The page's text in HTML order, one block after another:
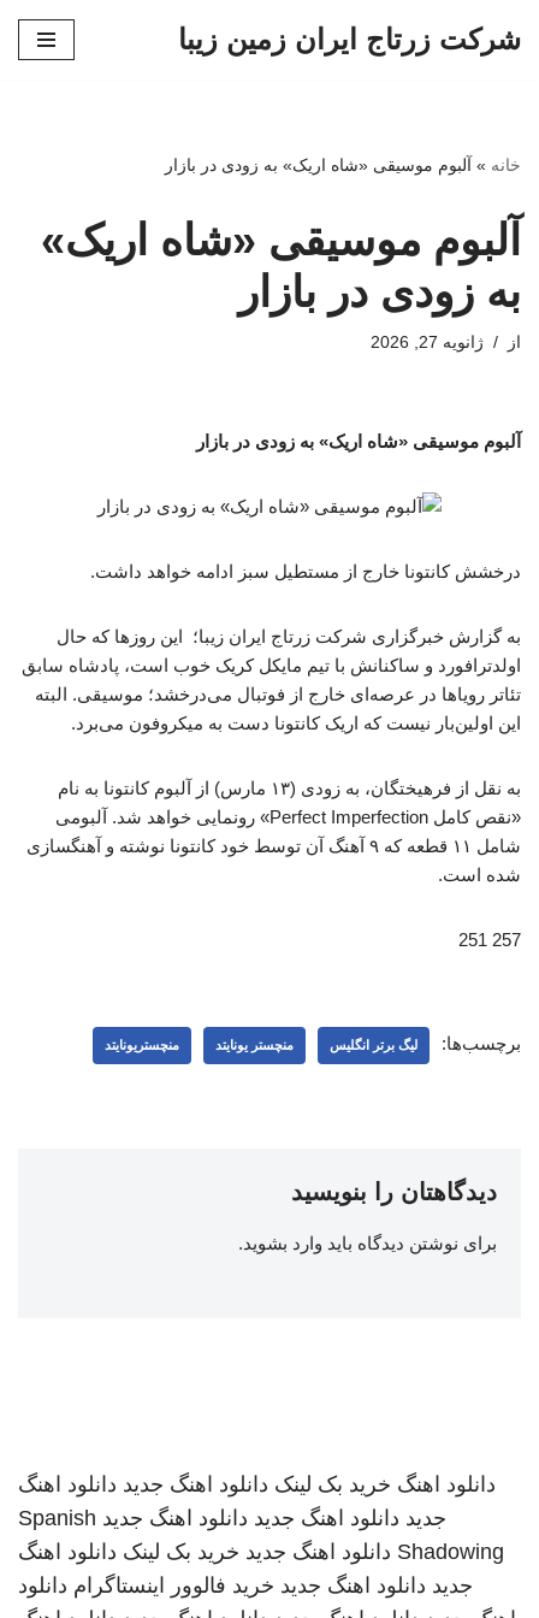
شرکت زرتاج ایران زمین زیبا
خانه » آلبوم موسیقی «شاه اریک» به زودی در بازار
آلبوم موسیقی «شاه اریک»
به زودی در بازار
از ژانویه 27, 2026
آلبوم موسیقی «شاه اریک» به زودی در بازار
درخشش کانتونا خارج از مستطیل سبز ادامه خواهد داشت.
به گزارش خبرگزاری شرکت زرتاج ایران زیبا؛ این روزها که حال
اولدترافورد و ساکنانش با تیم مایکل کریک خوب است، پادشاه سابق
تئاتر رویاها در عرصه‌ای خارج از فوتبال می‌درخشد؛ موسیقی. البته
این اولین‌بار نیست که اریک کانتونا دست به میکروفون می‌برد.
به نقل از فرهیختگان، به زودی (۱۳ مارس) از آلبوم کانتونا به نام
«نقص کامل Perfect Imperfection» رونمایی خواهد شد. آلبومی
شامل ۱۱ قطعه که ۹ آهنگ آن توسط خود کانتونا نوشته و آهنگسازی
شده است.
257 251
برچسب‌ها: لیگ برتر انگلیس منچستر یونایتد منچستریونایتد
دیدگاهتان را بنویسید
برای نوشتن دیدگاه باید وارد بشوید.
دانلود اهنگ خرید بک لینک دانلود اهنگ جدید دانلود اهنگ
جدید دانلود اهنگ جدید دانلود اهنگ جدید Spanish
Shadowing دانلود اهنگ جدید خرید بک لینک دانلود اهنگ
جدید دانلود اهنگ جدید خرید فالوور اینستاگرام دانلود